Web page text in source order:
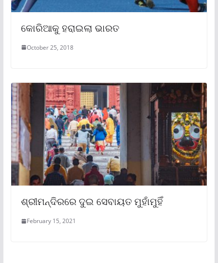
କୋରିଆକୁ ହରାଇଲା ଭାରତ
October 25, 2018
ଶ୍ରୀମନ୍ଦିରରେ ଦୁଇ ସେବାୟତ ମୁହାଁମୁହିଁ
February 15, 2021